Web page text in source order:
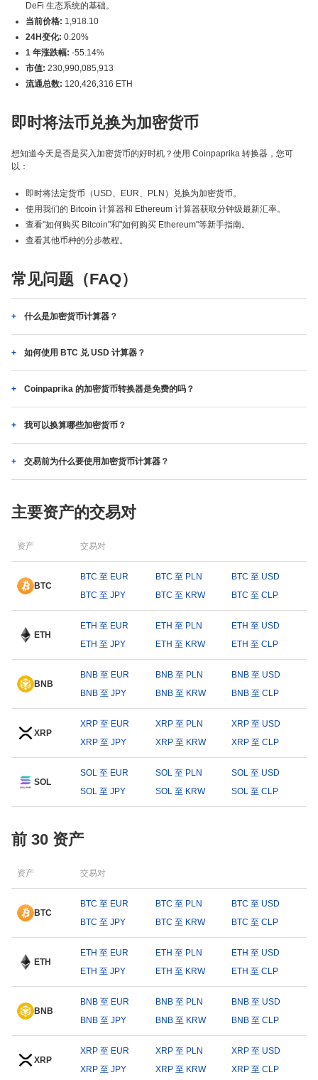
DeFi 生态系统的基础。
当前价格: 1,918.10
24H变化: 0.20%
1 年涨跌幅: -55.14%
市值: 230,990,085,913
流通总数: 120,426,316 ETH
即时将法币兑换为加密货币
想知道今天是否是买入加密货币的好时机？使用 Coinpaprika 转换器，您可
以：
即时将法定货币（USD、EUR、PLN）兑换为加密货币。
使用我们的 Bitcoin 计算器和 Ethereum 计算器获取分钟级最新汇率。
查看"如何购买 Bitcoin"和"如何购买 Ethereum"等新手指南。
查看其他币种的分步教程。
常见问题（FAQ）
什么是加密货币计算器？
如何使用 BTC 兑 USD 计算器？
Coinpaprika 的加密货币转换器是免费的吗？
我可以换算哪些加密货币？
交易前为什么要使用加密货币计算器？
主要资产的交易对
资产 交易对
BTC
BTC 至 EUR BTC 至 PLN
BTC 至 USD
BTC 至 JPY
BTC 至 KRW BTC 至 CLP
ETH
ETH 至 EUR ETH 至 PLN
ETH 至 USD
ETH 至 JPY
ETH 至 KRW ETH 至 CLP
BNB
BNB 至 EUR BNB 至 PLN
BNB 至 USD
BNB 至 JPY
BNB 至 KRW BNB 至 CLP
XRP
XRP 至 EUR XRP 至 PLN
XRP 至 USD
XRP 至 JPY
XRP 至 KRW XRP 至 CLP
SOL
SOL 至 EUR SOL 至 PLN
SOL 至 USD
SOL 至 JPY
SOL 至 KRW SOL 至 CLP
前 30 资产
资产 交易对
BTC
BTC 至 EUR BTC 至 PLN
BTC 至 USD
BTC 至 JPY
BTC 至 KRW BTC 至 CLP
ETH
ETH 至 EUR ETH 至 PLN
ETH 至 USD
ETH 至 JPY
ETH 至 KRW ETH 至 CLP
BNB
BNB 至 EUR BNB 至 PLN
BNB 至 USD
BNB 至 JPY
BNB 至 KRW BNB 至 CLP
XRP
XRP 至 EUR XRP 至 PLN
XRP 至 USD
XRP 至 JPY
XRP 至 KRW XRP 至 CLP